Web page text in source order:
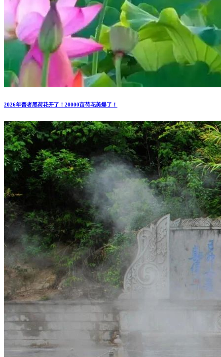
2026年普者黑荷花开了！20000亩荷花美爆了！